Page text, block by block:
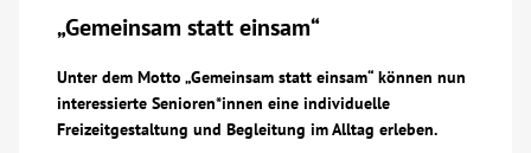
Beratung & Hilfe
Begegnung
„Gemeinsam statt einsam“
Unter dem Motto „Gemeinsam statt einsam“ können nun
interessierte Senioren*innen eine individuelle
Freizeitgestaltung und Begleitung im Alltag erleben.